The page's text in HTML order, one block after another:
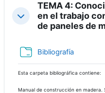
Contraer
TEMA 4:
en el trabajo
de paneles de
BibliografíaCarpeta
Esta carpeta bibliográfica contiene:
Manual de construcción en madera.